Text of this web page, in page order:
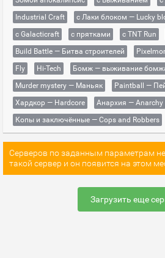
Industrial Craft
с Лаки блоком — Lucky
с Galacticraft
с прятками с TNT Run
Build Battle — Битва строителей
Fly
Hi-Tech
Бомж — выживание
Murder mystery — Маньяк
Paintball —
Хардкор — Hardcore
Анархия — Anarchy
Копы и заключённые — Cops and Robbers
Серверов по заданным параметрам
такой сервер и он появится на этом
Загрузить еще